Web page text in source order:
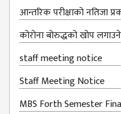
KMC OFFICIAL
REPORTS
ENROLLMENT
TREND
ANALYSES
KMC
GRADUATED
आन्तरिक परीक्षाको नतिजा
कोरोना बोरुद्धको खोप
staff meeting notice
Staff Meeting Notice
MBS Forth Semester